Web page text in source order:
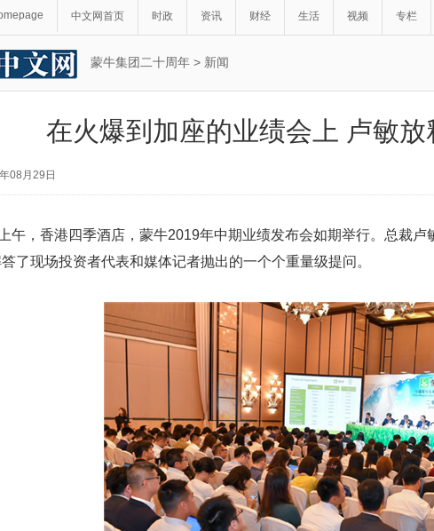
中文网首页 时政 资讯 财经 生活 视频 专栏
蒙牛集团二十周年 > 新闻
在火爆到加座的业绩会上 卢敏
08月29日
午，香港四季酒店，蒙牛2019年中期业绩发布会如期举行。总裁
了现场投资者代表和媒体记者抛出的一个个重量级提问。